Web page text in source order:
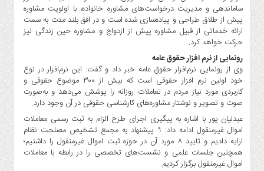
کشاورزی
و
صنایع
غذایی
سیاسی
و
بین
الملل
نگاه
روز
گوناگون
ساماندهی و مدیریت درخواست‌های مشاوره خانواده، با اولویت مشاوره
پیش از طلاق طراحی و پیاده‌سازی شده است و در افق بلند مدت به سمت
ارائه خدماتی از قبیل مشاوره پیش از ازدواج و مشاوره حین زندگی نیز
حرکت خواهد کرد.
رونمایی از نرم افزار حقوق عامه
وی از رونمایی نرم‌افزار حقوق عامه خبر داد و گفت: این نرم‌افزار در نوع
خود اولین نرم افزار حقوقی است که بیش از ۳۰۰ موضوع حقوقی و
کاربردی مورد نیاز مردم در تعاملات روزانه را پوشش می‌دهد و به‌صورت
صوت و تصویر و نوشتار مشاوره‌های کارشناسی حقوقی در آن وجود دارد.
عبدلیان پور با اشاره به پیگیری اجرای طرح الزام به ثبت رسمی معاملات
اموال غیرمنقول ادامه داد: ۹ پیشنهاد به مجمع تشخیص مصلحت نظام
ارایه دادیم و تایید ۸ مورد آن در حوزه ثبت اموال غیرمنقول را داشتیم؛
همچنین جلسات علمی و نشست‌های تخصصی را در رابطه با معاملات
اموال غیرمنقول برگزار کردیم.